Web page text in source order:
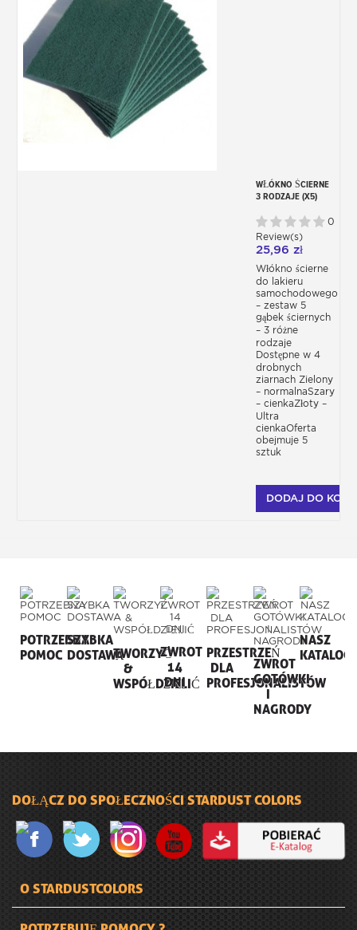
WŁÓKNO ŚCIERNE
3 RODZAJE (X5)
0
Review(s)
25,96 zł
Włókno ścierne
do lakieru
samochodowego
– zestaw 5
gąbek ściernych
– 3 różne
rodzaje
Dostępne w 4
drobnych
ziarnach Zielony
– normalnaSzary
– cienkaZłoty –
Ultra
cienkaOferta
obejmuje 5
sztuk
DODAJ DO
POTRZEBNA
POMOC
SZYBKA
DOSTAWATWORZYĆ
&
WSPÓŁDZIELIĆ
ZWROT
14
DNI
PRZESTRZEŃ
DLA
PROFESJONALISTÓW
ZWROT
GOTÓWKI
I
NAGRODY
NASZ
KATALOG
DOŁĄCZ DO SPOŁECZNOŚCI STARDUST COLORS
O STARDUSTCOLORS